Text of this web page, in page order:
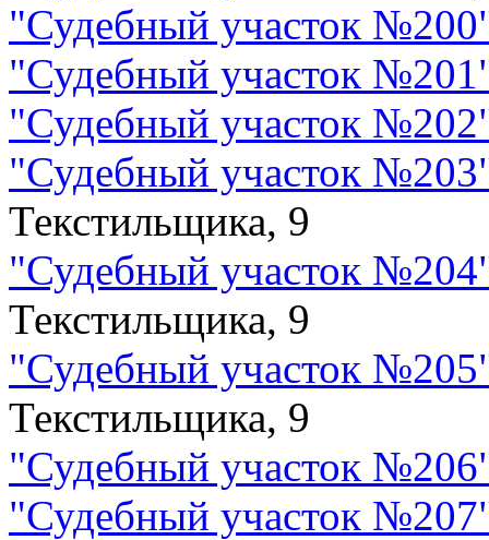
"Судебный участок №200
"Судебный участок №201
"Судебный участок №202
"Судебный участок №203
Текстильщика, 9
"Судебный участок №204
Текстильщика, 9
"Судебный участок №205
Текстильщика, 9
"Судебный участок №206
"Судебный участок №207